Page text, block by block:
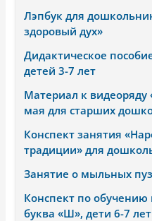
Лэпбук для
здоровый дух»
Дидактическое
детей 3-7 лет
Материал к видеоряду
мая для старших
Конспект занятия
традиции» для
Занятие о мыльных
Конспект по обучению
буква «Ш», дети 6-7 лет